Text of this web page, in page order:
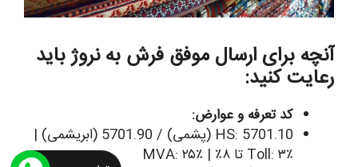
آنچه برای ارسال موفق فرش به نروژ باید
رعایت کنید:
کد تعرفه و عوارض:
HS: 5701.10 (پشمی) / 5701.90 (ابریشمی) |
Toll: ۳٪ تا ۸٪ | MVA: ۲۵٪